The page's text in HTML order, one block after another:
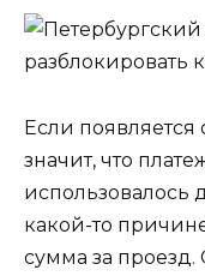
Если появляется
значит, что
использовалось
какой-то
сумма за